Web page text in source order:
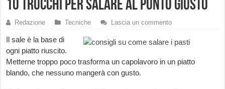
10 trucchi per salare al punto giusto
Redazione Tecniche Lascia un commento
Il sale è la base di
ogni piatto riuscito.
Metterne troppo poco trasforma un capolavoro in un piatto
blando, che nessuno mangerà con gusto.